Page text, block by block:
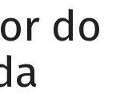
do